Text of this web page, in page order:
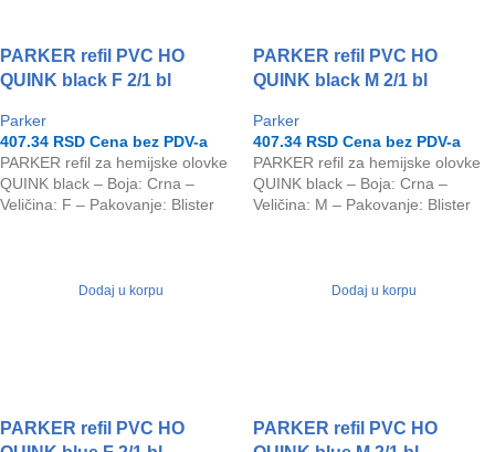
PARKER refil PVC HO
QUINK black F 2/1 bl
Parker
407.34 RSD Cena bez PDV-a
PARKER refil za hemijske olovke
QUINK black – Boja: Crna –
Veličina: F – Pakovanje: Blister
Dodaj u korpu
PARKER refil PVC HO
QUINK black M 2/1 bl
Parker
407.34 RSD Cena bez PDV-a
PARKER refil za hemijske olovke
QUINK black – Boja: Crna –
Veličina: M – Pakovanje: Blister
Dodaj u korpu
PARKER refil PVC HO
PARKER refil PVC HO